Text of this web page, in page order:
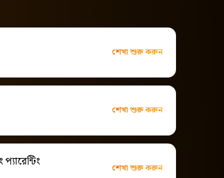
শেখা শুরু করুন
শেখা শুরু করুন
শেখা শুরু করুন